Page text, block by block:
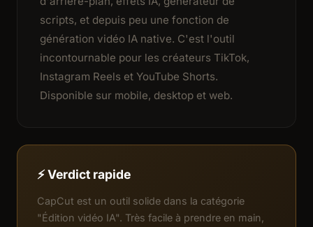
scripts, et depuis peu une fonction de
génération vidéo IA native. C'est l'outil
incontournable pour les créateurs TikTok,
Instagram Reels et YouTube Shorts.
Disponible sur mobile, desktop et web.
⚡ Verdict rapide
CapCut est un outil solide dans la catégorie
"Édition vidéo IA". Très facile à prendre en main,